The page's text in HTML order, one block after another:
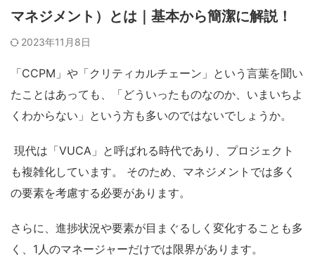
マネジメント）とは｜基本から簡潔に解説！
2023年11月8日
「CCPM」 や「クリティカルチェーン」という言葉を聞い
たことはあっても、「どういったものなのか、いまいちよ
くわからない」という方も多いのではないでしょうか。
現代は「VUCA」と呼ばれる時代であり、プロジェクト
も複雑化しています。
そのため、マネジメントでは多く
の要素を考慮する必要があります。
さらに、進捗状況や要素が目まぐるしく変化することも多
く、1人のマネージャーだけでは限界があります。